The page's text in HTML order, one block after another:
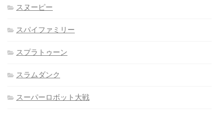
スヌーピー
スパイファミリー
スプラトゥーン
スラムダンク
スーパーロボット大戦